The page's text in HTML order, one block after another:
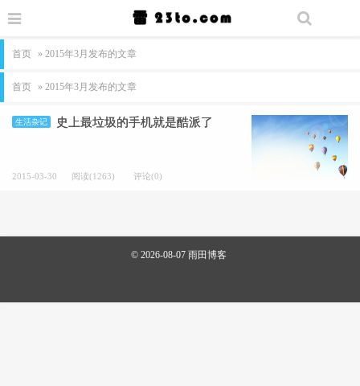
首页 » 2015年3月发布的文章
首页 » 2015年3月发布的文章
生活杂记 史上最垃圾的手机就是酷派了
2015-03-30 阅读(1263) 评论(0)
© 2026-08-07 雨田博客